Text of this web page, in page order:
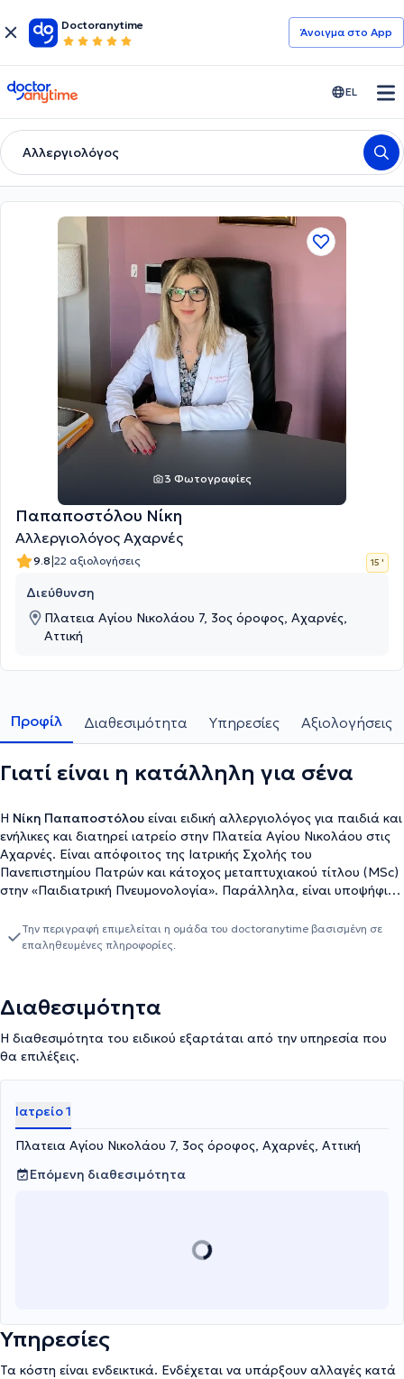
Doctoranytime
Άνοιγμα στο App
doctoranytime EL
Αλλεργιολόγος
3 Φωτογραφίες
Παπαποστόλου Νίκη
Αλλεργιολόγος Αχαρνές
9.8|22 αξιολογήσεις 15 '
Διεύθυνση
Πλατεια Αγίου Νικολάου 7, 3ος όροφος, Αχαρνές,
Αττική
Προφίλ Διαθεσιμότητα Υπηρεσίες Αξιολογήσεις
Γιατί είναι η κατάλληλη για σένα
Η Νίκη Παπαποστόλου είναι ειδική αλλεργιολόγος για παιδιά και
ενήλικες και διατηρεί ιατρείο στην Πλατεία Αγίου Νικολάου στις
Αχαρνές. Είναι απόφοιτος της Ιατρικής Σχολής του
Πανεπιστημίου Πατρών και κάτοχος μεταπτυχιακού τίτλου (MSc)
στην «Παιδιατρική Πνευμονολογία». Παράλληλα, είναι υποψήφια
Αθηνών (ΕΚΠΑ). Ολοκλήρωσε την ειδίκευσή της στην
Αλλεργιολογική Μονάδα «Δ. Καλογερομήτρος» της Β’
οποίο παραμένει επιστημονική συνεργάτης. Η ιατρός διαθέτει
εκτενή εξειδίκευση σε όλα τα πεδία της αλλεργιολογίας,
περιλαμβάνοντας αναπνευστικές αλλεργίες, αλλεργική ρινίτιδα,
αλλεργικό άσθμα, δερματικές αλλεργίες, ατοπική δερματίτιδα,
καταστάσεις, μαστοκυττάρωση, ηωσινοφιλικές διαταραχές. Η
Νίκη Παπαποστόλου είναι ενεργό μέλος της Ευρωπαϊκής
Ακαδημίας Αλλεργιολογίας και Κλινικής Ανοσολογίας (EAACI), με
συνέδρια, συμβάλλει ενεργά στην προώθηση της επιστήμης της
προηγμένων διαγνωστικών μεθόδων (prick tests, ενδοδερμικά
Στόχος της είναι η βελτίωση της ποιότητας ζωής των ασθενών
της, προσφέροντας σύγχρονες και αποτελεσματικές λύσεις για
Την περιγραφή επιμελείται η ομάδα του doctoranytime βασισμένη σε
επαληθευμένες πληροφορίες.
Διαθεσιμότητα
Η διαθεσιμότητα του ειδικού εξαρτάται από την υπηρεσία που
θα επιλέξεις.
Ιατρείο 1
Πλατεια Αγίου Νικολάου 7, 3ος όροφος, Αχαρνές, Αττική
Επόμενη διαθεσιμότητα
Υπηρεσίες
Τα κόστη είναι ενδεικτικά. Ενδέχεται να υπάρξουν αλλαγές κατά